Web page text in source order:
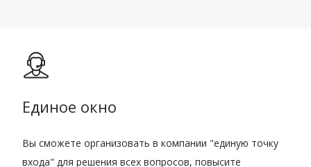
Единое окно
Вы сможете организовать в компании "единую точку
входа" для решения всех вопросов, повысите